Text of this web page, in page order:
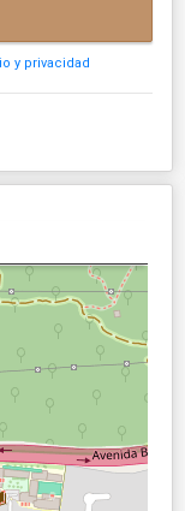
y privacidad